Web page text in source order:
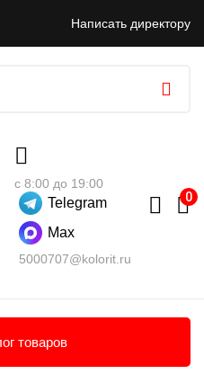
Написать директору
с 8:00 до 19:00
Telegram
Max
5000707@kolorit.ru
товаров